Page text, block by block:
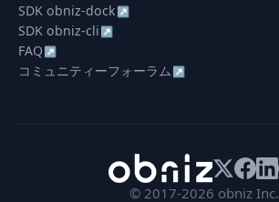
SDK obniz-dock ↗
SDK obniz-cli ↗
FAQ ↗
コミュニティーフォーラム ↗
© 2017-2026 obniz Inc.